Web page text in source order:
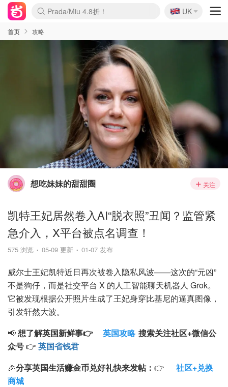
Prada/Miu 4.8折！
🇬🇧
UK
首页 攻略
想吃妹妹的甜甜圈 关注
凯特王妃居然卷入AI“脱衣照”丑闻？监管紧
急介入，X平台被点名调查！
575 浏览 05-09 更新 01-07 发布
威尔士王妃凯特近日再次被卷入隐私风波——这次的“元凶”
不是狗仔，而是社交平台 X 的人工智能聊天机器人 Grok。
它被发现根据公开照片生成了王妃身穿比基尼的逼真图像，
引发轩然大波。
📢想了解英国新鲜事👉 英国攻略 搜索关注社区+微信公
众号👉 英国省钱君
🎉分享英国生活赚金币兑好礼快来发帖： 👉
社区+兑换
商城